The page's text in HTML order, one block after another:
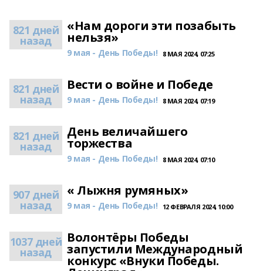
821 дней
назад
«Нам дороги эти позабыть
нельзя»
9 мая - День Победы! 8 МАЯ 2024, 07:25
821 дней
назад
Вести о войне и Победе
9 мая - День Победы! 8 МАЯ 2024, 07:19
821 дней
назад
День величайшего
торжества
9 мая - День Победы! 8 МАЯ 2024, 07:10
907 дней
назад
« Лыжня румяных»
9 мая - День Победы! 12 ФЕВРАЛЯ 2024, 10:00
1037 дней
назад
Волонтёры Победы
запустили Международный
конкурс «Внуки Победы.